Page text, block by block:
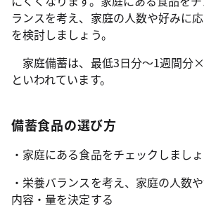
ランスを考え、家庭の人数や好みに
を検討しましょう。
家庭備蓄は、最低3日分～1週間分
といわれています。
備蓄食品の選び方
・家庭にある食品をチェックしまし
・栄養バランスを考え、家庭の人数
内容・量を決定する